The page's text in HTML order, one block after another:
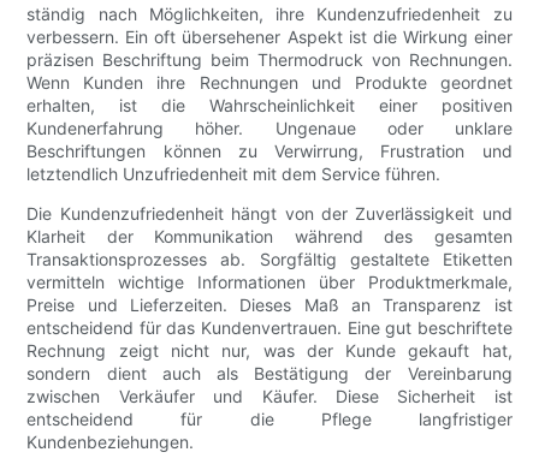
ständig nach Möglichkeiten, ihre Kundenzufriedenheit zu
verbessern. Ein oft übersehener Aspekt ist die Wirkung einer
präzisen Beschriftung beim Thermodruck von Rechnungen.
Wenn Kunden ihre Rechnungen und Produkte geordnet
erhalten, ist die Wahrscheinlichkeit einer positiven
Kundenerfahrung höher. Ungenaue oder unklare
Beschriftungen können zu Verwirrung, Frustration und
letztendlich Unzufriedenheit mit dem Service führen.
Die Kundenzufriedenheit hängt von der Zuverlässigkeit und
Klarheit der Kommunikation während des gesamten
Transaktionsprozesses ab. Sorgfältig gestaltete Etiketten
vermitteln wichtige Informationen über Produktmerkmale,
Preise und Lieferzeiten. Dieses Maß an Transparenz ist
entscheidend für das Kundenvertrauen. Eine gut beschriftete
Rechnung zeigt nicht nur, was der Kunde gekauft hat,
sondern dient auch als Bestätigung der Vereinbarung
zwischen Verkäufer und Käufer. Diese Sicherheit ist
entscheidend für die Pflege langfristiger
Kundenbeziehungen.